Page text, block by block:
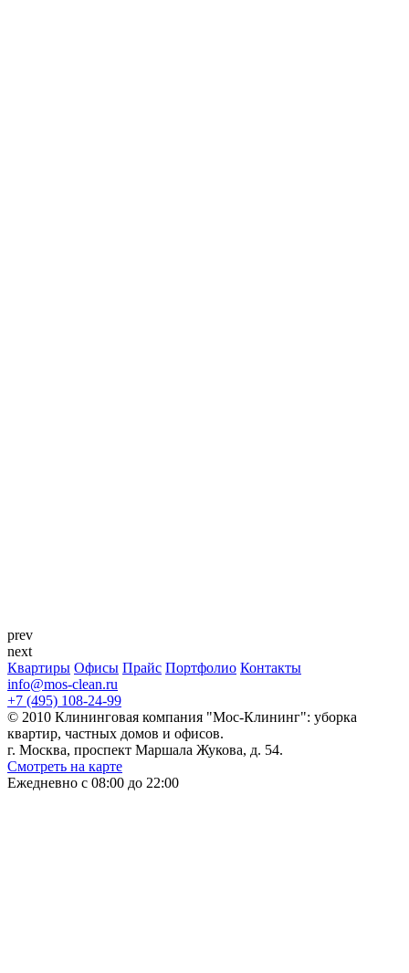
prev
next
Квартиры Офисы Прайс Портфолио Контакты
info@mos-clean.ru
+7 (495) 108-24-99
© 2010 Клининговая компания "Мос-Клининг": уборка
квартир, частных домов и офисов.
г. Москва, проспект Маршала Жукова, д. 54.
Смотреть на карте
Ежедневно с 08:00 до 22:00